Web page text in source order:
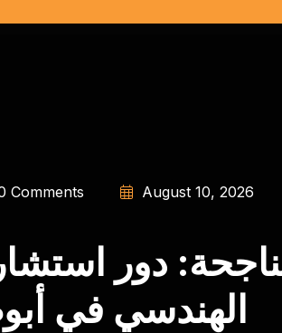
Comments August 10, 2026
دور
الهندسي في